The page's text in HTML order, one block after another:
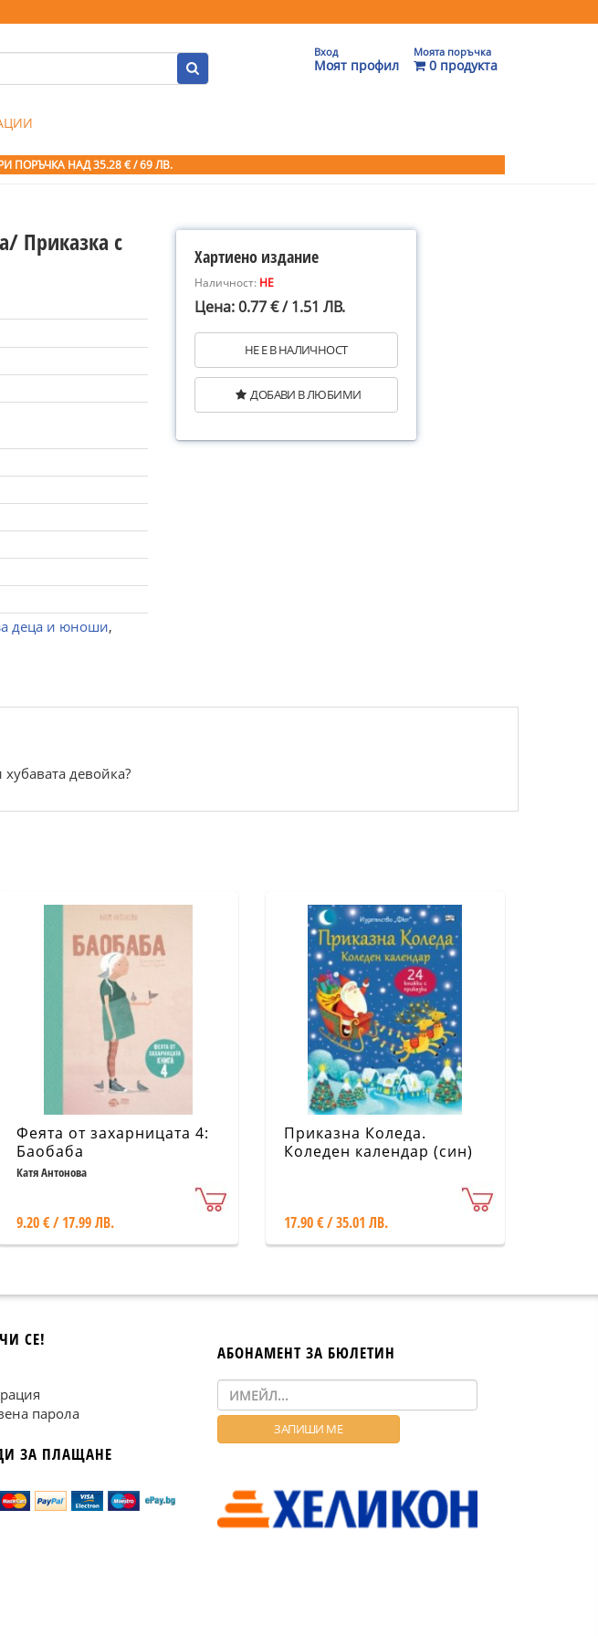
Вход
Моят профил
Моята поръчка
0 продукта
ПОРЪЧКА НАД 35.28 € / 69 ЛВ.
Приказка с
деца и юноши,
Хартиено издание
Наличност: НЕ
Цена: 0.77 € / 1.51 ЛВ.
НЕ Е В НАЛИЧНОСТ
ДОБАВИ В ЛЮБИМИ
девойка?
Феята от захарницата 4:
Баобаба
Катя Антонова
9.20 € / 17.99 ЛВ.
Приказна Коледа.
Коледен календар (син)
17.90 € / 35.01 ЛВ.
СЕ!
парола
ЗА ПЛАЩАНЕ
АБОНАМЕНТ ЗА БЮЛЕТИН